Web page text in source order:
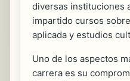
diversas instituciones
impartido cursos
aplicada y estudios
Uno de los aspectos
carrera es su